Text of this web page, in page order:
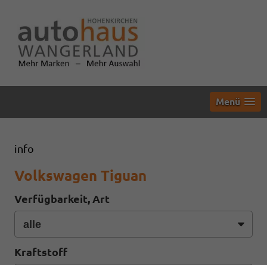
Menü
info
Volkswagen Tiguan
Verfügbarkeit, Art
Kraftstoff